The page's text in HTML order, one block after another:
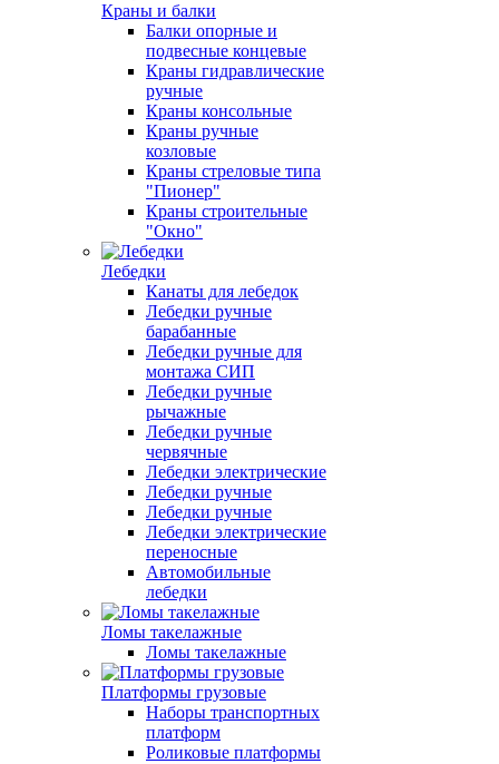
Краны и балки
Балки опорные и
подвесные концевые
Краны гидравлические
ручные
Краны консольные
Краны ручные
козловые
Краны стреловые типа
"Пионер"
Краны строительные
"Окно"
Лебедки
Канаты для лебедок
Лебедки ручные
барабанные
Лебедки ручные для
монтажа СИП
Лебедки ручные
рычажные
Лебедки ручные
червячные
Лебедки электрические
Лебедки ручные
Лебедки ручные
Лебедки электрические
переносные
Автомобильные
лебедки
Ломы такелажные
Ломы такелажные
Платформы грузовые
Наборы транспортных
платформ
Роликовые платформы